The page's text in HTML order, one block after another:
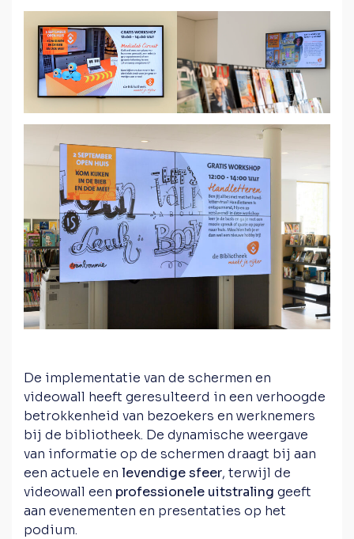
De implementatie van de schermen en
videowall heeft geresulteerd in een verhoogde
betrokkenheid van bezoekers en werknemers
bij de bibliotheek. De dynamische weergave
van informatie op de schermen draagt bij aan
een actuele en levendige sfeer, terwijl de
videowall een professionele uitstraling geeft
aan evenementen en presentaties op het
podium.